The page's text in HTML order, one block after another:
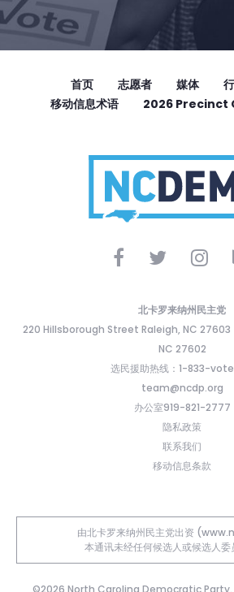
首页 志愿者 媒体
移动信息术语
2026
北卡罗来纳州民主党
220 Hillsborough Street Raleigh, NC 27603
NC 27602
选民援助热线：1-833-
team@ncdp.org
办公室919-821-2777
隐私政策
联系我们
移动信息条款
由北卡罗来纳州民主党出资
本通讯未经任何候选人或候选人委
©2026 North Carolina Democratic Party.